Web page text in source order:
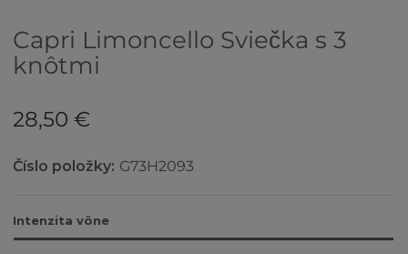
Capri Limoncello Sviečka s 3
knôtmi
28,50 €
Číslo položky: G73H2093
Intenzita vône